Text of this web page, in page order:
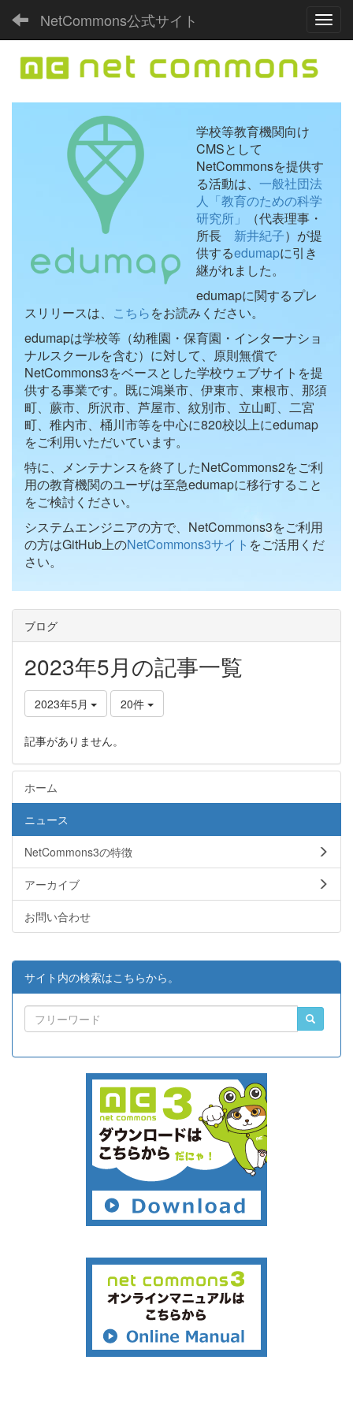
NetCommons公式サイト
学校等教育機関向け
CMSとして
NetCommonsを提供す
る活動は、 一般社団法
人「教育のための科学
研究所」
（代表理事・
所長 新井紀子）が提
供するedumapに引き
継がれました。
edumapに関するプレ
スリリースは、 こちらをお読みください。
edumapは学校等（幼稚園・保育園・インターナショ
ナルスクールを含む）に対して、原則無償で
NetCommons3をベースとした学校ウェブサイトを提
供する事業です。既に鴻巣市、伊東市、東根市、那須
町、蕨市、所沢市、芦屋市、紋別市、立山町、二宮
町、稚内市、桶川市等を中心に820校以上にedumap
をご利用いただいています。
特に、メンテナンスを終了したNetCommons2をご利
用の教育機関のユーザは至急edumapに移行すること
をご検討ください。
システムエンジニアの方で、NetCommons3をご利用
の方はGitHub上のNetCommons3サイト をご活用くだ
さい。
ブログ
2023年5月の記事一覧
2023年5月 20件
記事がありません。
ホーム
ニュース
NetCommons3の特徴
アーカイブ
お問い合わせ
サイト内の検索はこちらから。